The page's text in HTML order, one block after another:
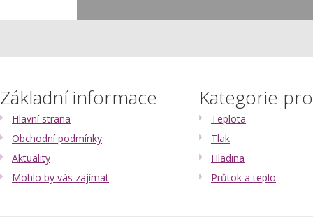
Základní informace
Hlavní strana
Obchodní podmínky
Aktuality
Mohlo by vás zajímat
Kategorie
Teplota
Tlak
Hladina
Průtok a teplo